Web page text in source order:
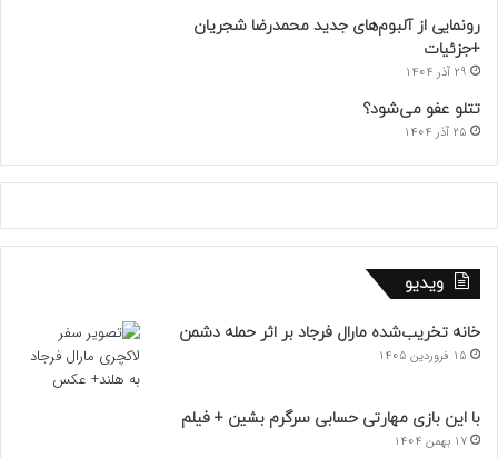
رونمایی از آلبوم‌های جدید محمدرضا شجریان
+جزئیات
29 آذر 1404
تتلو عفو می‌شود؟
25 آذر 1404
ویدیو
خانه تخریب‌شده مارال فرجاد بر اثر حمله دشمن
15 فروردین 1405
با این بازی مهارتی حسابی سرگرم بشین + فیلم
17 بهمن 1404